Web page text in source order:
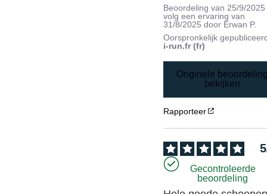
Beoordeling van 25/9/2025
volg een ervaring van
31/8/2025 door Erwan P.
Oorspronkelijk
i-run.fr (fr)
Originele
bekijken
Rapporteer
5
Gecontroleerde
beoordeling